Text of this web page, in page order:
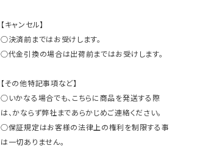
【キャンセル】
○決済前まではお受けします。
○代金引換の場合は出荷前まではお受けします。
【その他特記事項など】
○いかなる場合でも、こちらに商品を発送する際
は、かならず弊社まであらかじめご連絡ください。
○保証規定はお客様の法律上の権利を制限する事
は一切ありません。